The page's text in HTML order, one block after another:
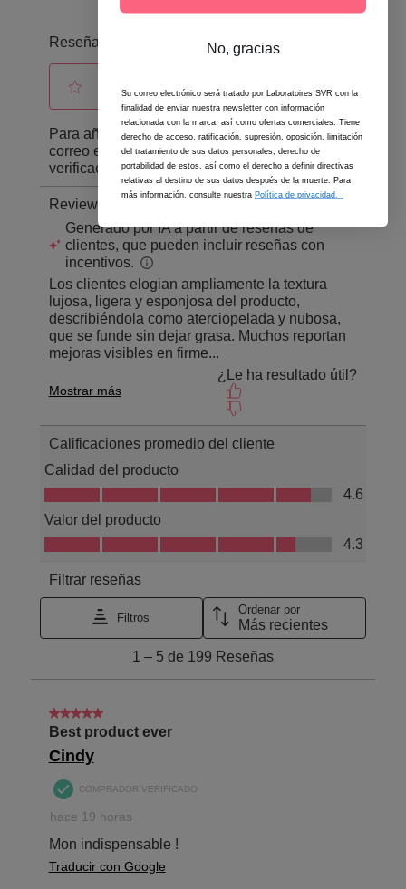
No, gracias
Su correo electrónico será tratado por Laboratoires SVR con la
finalidad de enviar nuestra newsletter con información
relacionada con la marca, así como ofertas comerciales. Tiene
derecho de acceso, ratificación, supresión, oposición, limitación
del tratamiento de sus datos personales, derecho de
portabilidad de estos, así como el derecho a definir directivas
relativas al destino de sus datos después de la muerte. Para
más información, consulte nuestra Política de privacidad.